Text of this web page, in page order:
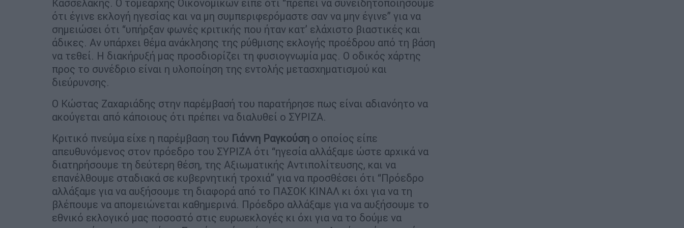
Κασσελάκης. Ο τομεάρχης Οικονομικών είπε ότι “πρέπει να συνειδητοποιήσουμε
ότι έγινε εκλογή ηγεσίας και να μη συμπεριφερόμαστε σαν να μην έγινε” για να
σημειώσει ότι “υπήρξαν φωνές κριτικής που ήταν κατ’ ελάχιστο βιαστικές και
άδικες. Αν υπάρχει θέμα ανάκλησης της ρύθμισης εκλογής προέδρου από τη βάση
να τεθεί. Η διακήρυξή μας προσδιορίζει τη φυσιογνωμία μας. Ο οδικός χάρτης
προς το συνέδριο είναι η υλοποίηση της εντολής μετασχηματισμού και
διεύρυνσης.
Ο Κώστας Ζαχαριάδης στην παρέμβασή του παρατήρησε πως είναι αδιανόητο να
ακούγεται από κάποιους ότι πρέπει να διαλυθεί ο ΣΥΡΙΖΑ.
Κριτικό πνεύμα είχε η παρέμβαση του Γιάννη Ραγκούση ο οποίος είπε
απευθυνόμενος στον πρόεδρο του ΣΥΡΙΖΑ ότι “ηγεσία αλλάξαμε ώστε αρχικά να
διατηρήσουμε τη δεύτερη θέση, της Αξιωματικής Αντιπολίτευσης, και να
επανέλθουμε σταδιακά σε κυβερνητική τροχιά” για να προσθέσει ότι “Πρόεδρο
αλλάξαμε για να αυξήσουμε τη διαφορά από το ΠΑΣΟΚ ΚΙΝΑΛ κι όχι για να τη
βλέπουμε να απομειώνεται καθημερινά. Πρόεδρο αλλάξαμε για να αυξήσουμε το
εθνικό εκλογικό μας ποσοστό στις ευρωεκλογές κι όχι για να το δούμε να